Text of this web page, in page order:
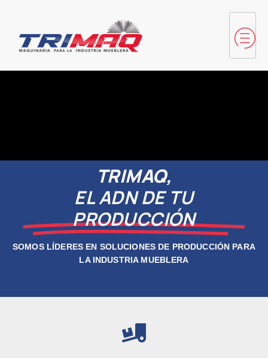
TRIMAQ,
EL ADN DE TU
PRODUCCIÓN
SOMOS LÍDERES EN SOLUCIONES DE PRODUCCIÓN PARA
LA INDUSTRIA MUEBLERA